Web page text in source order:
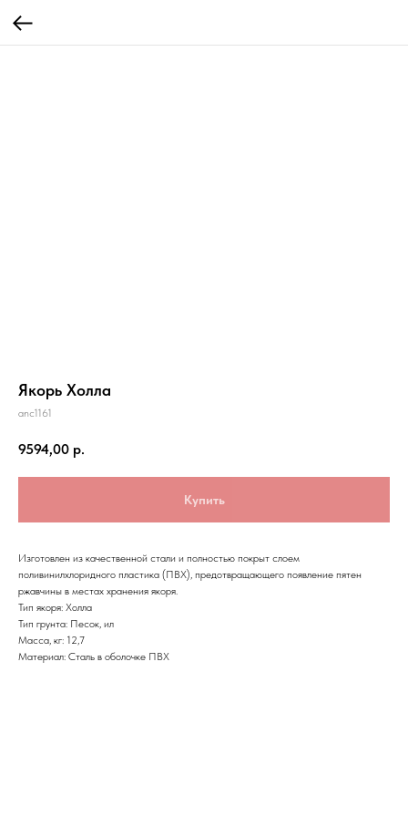
Якорь Холла
anc1161
9594,00 р.
Купить
Изготовлен из качественной стали и полностью покрыт слоем
поливинилхлоридного пластика (ПВХ), предотвращающего появление пятен
ржавчины в местах хранения якоря.
Тип якоря: Холла
Тип грунта: Песок, ил
Масса, кг: 12,7
Материал: Cталь в оболочке ПВХ